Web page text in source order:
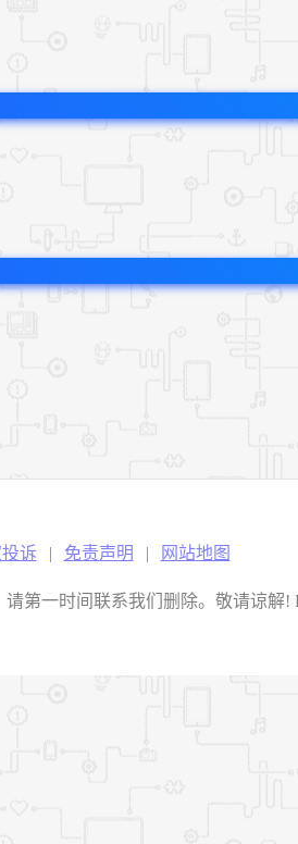
诉 | 免责声明 | 网站地图
第一时间联系我们删除。敬请谅解!